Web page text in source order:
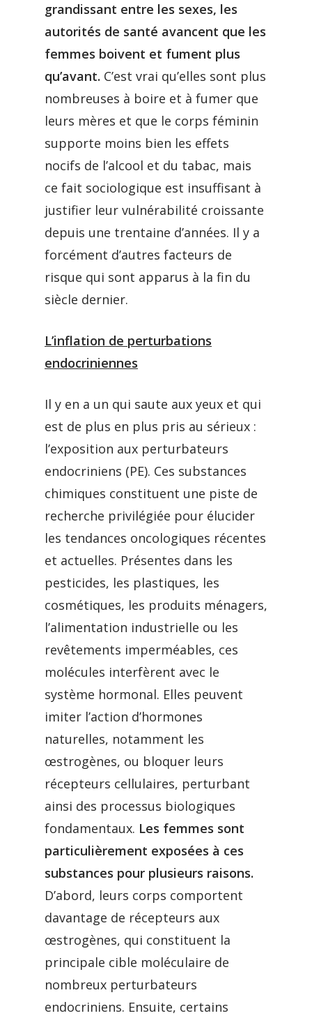
grandissant entre les sexes, les
autorités de santé avancent que les
femmes boivent et fument plus
qu’avant. C’est vrai qu’elles sont plus
nombreuses à boire et à fumer que
leurs mères et que le corps féminin
supporte moins bien les effets
nocifs de l’alcool et du tabac, mais
ce fait sociologique est insuffisant à
justifier leur vulnérabilité croissante
depuis une trentaine d’années. Il y a
forcément d’autres facteurs de
risque qui sont apparus à la fin du
siècle dernier.
L’inflation de perturbations
endocriniennes
Il y en a un qui saute aux yeux et qui
est de plus en plus pris au sérieux :
l’exposition aux perturbateurs
endocriniens (PE). Ces substances
chimiques constituent une piste de
recherche privilégiée pour élucider
les tendances oncologiques récentes
et actuelles. Présentes dans les
pesticides, les plastiques, les
cosmétiques, les produits ménagers,
l’alimentation industrielle ou les
revêtements imperméables, ces
molécules interfèrent avec le
système hormonal. Elles peuvent
imiter l’action d’hormones
naturelles, notamment les
œstrogènes, ou bloquer leurs
récepteurs cellulaires, perturbant
ainsi des processus biologiques
fondamentaux. Les femmes sont
particulièrement exposées à ces
substances pour plusieurs raisons.
D’abord, leurs corps comportent
davantage de récepteurs aux
œstrogènes, qui constituent la
principale cible moléculaire de
nombreux perturbateurs
endocriniens. Ensuite, certains